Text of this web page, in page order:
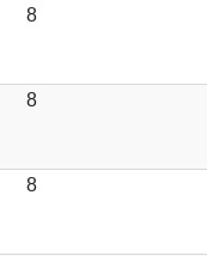
8
8
8